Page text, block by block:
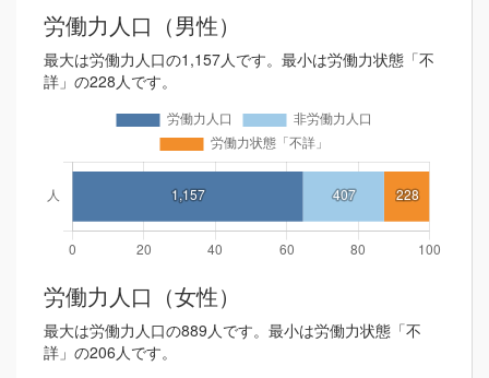
労働力人口（男性）
最大は労働力人口の1,157人です。最小は労働力状態「不
詳」の228人です。
労働力人口（女性）
最大は労働力人口の889人です。最小は労働力状態「不
詳」の206人です。